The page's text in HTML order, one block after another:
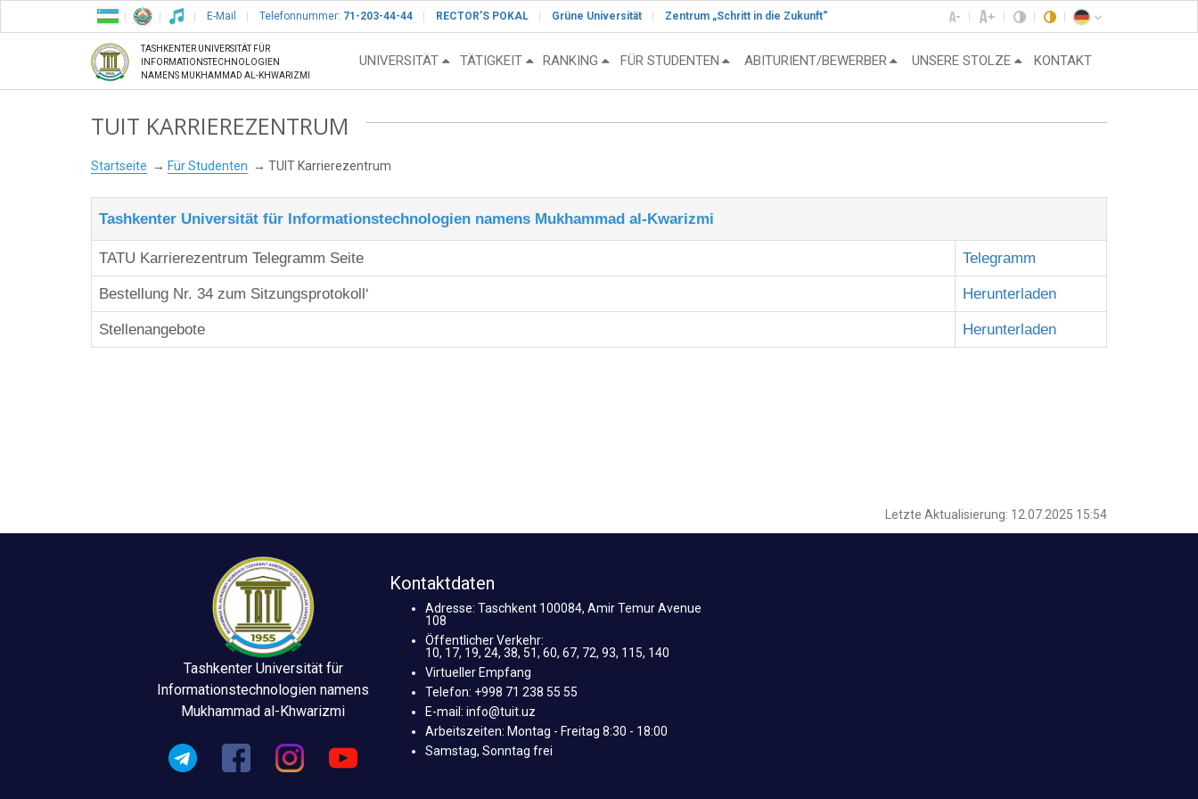
E-Mail Telefonnummer: 71-203-44-44 RECTOR’S POKAL Grüne Universität Zentrum „Schritt in die Zukunft“
TASHKENTER UNIVERSITÄT FÜR
INFORMATIONSTECHNOLOGIEN
NAMENS MUKHAMMAD AL-KHWARIZMI
UNIVERSITÄT TÄTIGKEIT RANKING FÜR STUDENTEN ABITURIENT/BEWERBER UNSERE STOLZE KONTAKT
TUIT KARRIEREZENTRUM
Startseite Für Studenten TUIT Karrierezentrum
Tashkenter Universität für Informationstechnologien namens Mukhammad al-Kwarizmi
TATU Karrierezentrum Telegramm Seite Telegramm
Bestellung Nr. 34 zum Sitzungsprotokoll‘ Herunterladen
Stellenangebote Herunterladen
Letzte Aktualisierung: 12.07.2025 15:54
Tashkenter Universität für
Informationstechnologien namens
Mukhammad al-Khwarizmi
Kontaktdaten
Adresse: Taschkent 100084, Amir Temur Avenue
108
Öffentlicher Verkehr:
10, 17, 19, 24, 38, 51, 60, 67, 72, 93, 115, 140
Virtueller Empfang
Telefon: +998 71 238 55 55
E-mail: info@tuit.uz
Arbeitszeiten: Montag - Freitag 8:30 - 18:00
Samstag, Sonntag frei